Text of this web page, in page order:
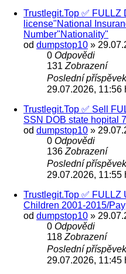
Trustlegit.Top ✅
license"National
Number"Nationality"
od dumpstop10 »
0 Odpovědi
131 Zobrazení
Poslední
29.07.2026, 11:56
Trustlegit.Top ✅ Sell
SSN DOB state hopital
od dumpstop10 »
0 Odpovědi
136 Zobrazení
Poslední
29.07.2026, 11:55
Trustlegit.Top ✅
Сhildren 2001-2015/
od dumpstop10 »
0 Odpovědi
118 Zobrazení
Poslední
29.07.2026, 11:45